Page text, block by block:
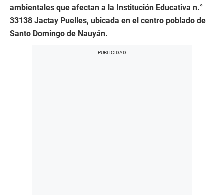
ambientales que afectan a la Institución Educativa n.°
33138 Jactay Puelles, ubicada en el centro poblado de
Santo Domingo de Nauyán.